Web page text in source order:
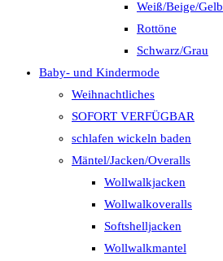
Weiß/Beige/Gelb
Rottöne
Schwarz/Grau
Baby- und Kindermode
Weihnachtliches
SOFORT VERFÜGBAR
schlafen wickeln baden
Mäntel/Jacken/Overalls
Wollwalkjacken
Wollwalkoveralls
Softshelljacken
Wollwalkmantel